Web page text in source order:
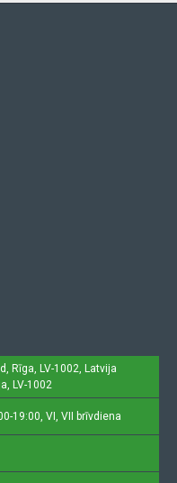
Rīga, LV-1002, Latvija
LV-1002
19:00, VI, VII brīvdiena